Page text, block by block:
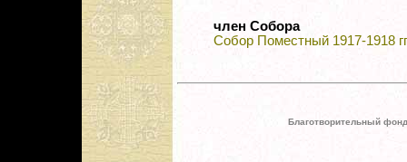
член Собора
Собор Поместный 1917-1918
Благотворительный